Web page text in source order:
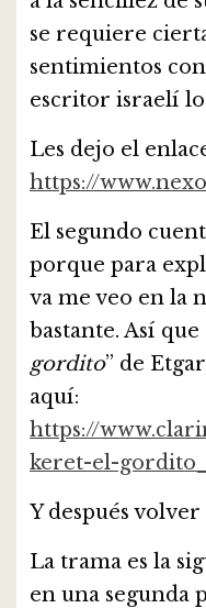
se requiere
sentimientos
escritor israelí
Les dejo el
https://
El segundo
porque para
va me veo en la
bastante. Así
gordito” de
aquí:
https://
keret-el-
Y después
La trama es la
en una segunda